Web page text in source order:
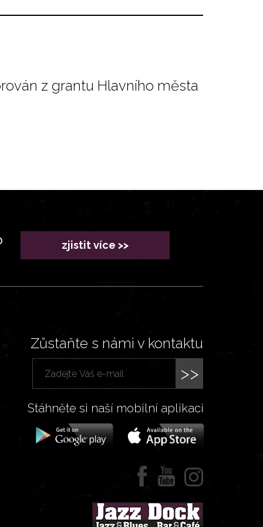
z grantu Hlavního města
zjistit více >>
Zůstaňte s námi v kontaktu
>>
Stáhněte si naší mobilní aplikaci